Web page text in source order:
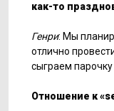
как-то
Генри: Мы
отлично
сыграем парочку
Отношение к